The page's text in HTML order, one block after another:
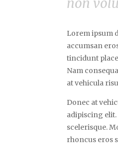
Lorem ipsum
accumsan
tincidunt
Nam
at vehicula
Donec at
adipiscing
scelerisque.
rhoncus eros